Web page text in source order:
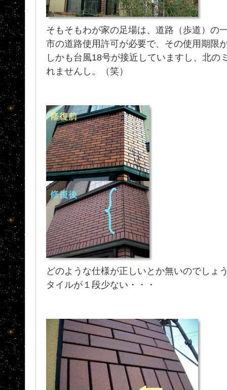
そもそもわが家の足場は、道路（歩道）の
市の道路使用許可が必要で、その使用期限
しかも台風18号が接近していますし、北の
れませんし。（笑）
どのような仕様が正しいとか無いのでしょ
タイルが１段少ない・・・